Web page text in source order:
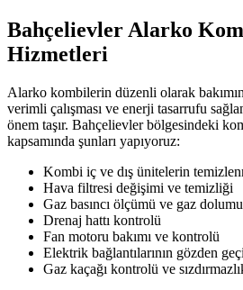
Bahçelievler Alarko
Hizmetleri
Alarko kombilerin düzenli olarak
verimli çalışması ve enerji tasarrufu
önem taşır. Bahçelievler bölgesindeki
kapsamında şunları yapıyoruz:
Kombi iç ve dış ünitelerin
Hava filtresi değişimi ve temizliği
Gaz basıncı ölçümü ve gaz dolumu
Drenaj hattı kontrolü
Fan motoru bakımı ve kontrolü
Elektrik bağlantılarının gözden
Gaz kaçağı kontrolü ve